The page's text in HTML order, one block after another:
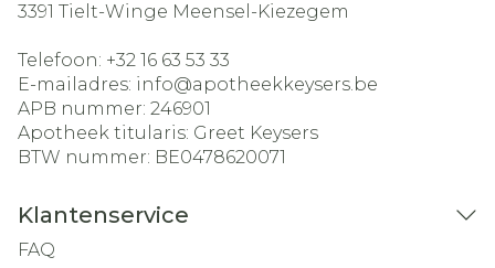
3391 Tielt-Winge Meensel-Kiezegem
Telefoon: +32 16 63 53 33
E-mailadres: info@apotheekkeysers.be
APB nummer: 246901
Apotheek titularis: Greet Keysers
BTW nummer: BE0478620071
Klantenservice
FAQ